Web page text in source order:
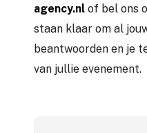
agency.nl of bel ons
staan klaar om al
beantwoorden en je
van jullie evenement.